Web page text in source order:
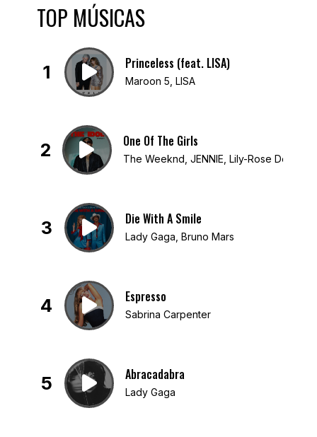
TOP MÚSICAS
1 Princeless (feat. LISA)
Maroon 5, LISA
2 One Of The Girls
The Weeknd, JENNIE, Lily-Rose Depp
3 Die With A Smile
Lady Gaga, Bruno Mars
4 Espresso
Sabrina Carpenter
5 Abracadabra
Lady Gaga